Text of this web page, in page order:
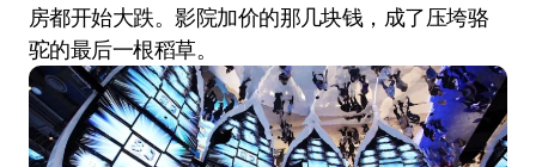
房都开始大跌。影院加价的那几块钱，成了压垮骆
驼的最后一根稻草。